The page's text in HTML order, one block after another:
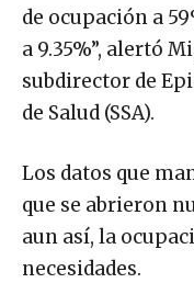
de ocupación a
a 9.35%”, alertó
subdirector de
de Salud (SSA).
Los datos que
que se abrieron
aun así, la
necesidades.